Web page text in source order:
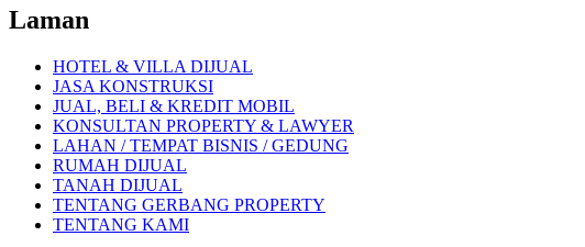
Laman
HOTEL & VILLA DIJUAL
JASA KONSTRUKSI
JUAL, BELI & KREDIT MOBIL
KONSULTAN PROPERTY & LAWYER
LAHAN / TEMPAT BISNIS / GEDUNG
RUMAH DIJUAL
TANAH DIJUAL
TENTANG GERBANG PROPERTY
TENTANG KAMI